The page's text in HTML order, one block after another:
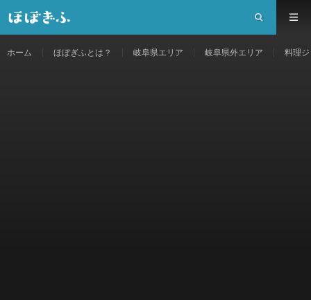
ホーム ほぼぎふとは？ 岐阜県エリア 岐阜県外エリア 料理